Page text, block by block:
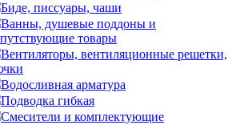
Биде, писсуары, чаши
Ванны, душевые поддоны и
товары
Вентиляторы, вентиляционные решетки,
Водосливная арматура
Подводка гибкая
Смесители и комплектующие